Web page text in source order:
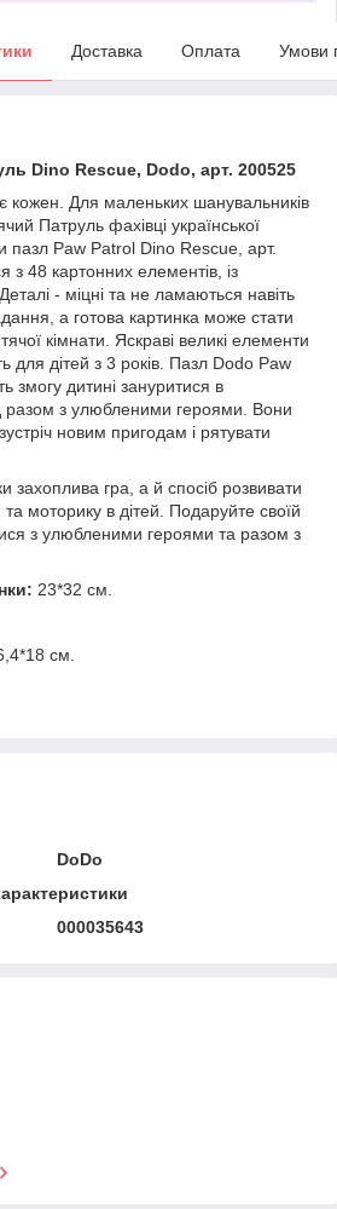
Доставка Оплата Умови
Dino Rescue, Dodo, арт. 200525
кожен. Для маленьких шанувальників
Патруль фахівці української
пазл Paw Patrol Dino Rescue, арт.
з 48 картонних елементів, із
- міцні та не ламаються навіть
а готова картинка може стати
кімнати. Яскраві великі елементи
для дітей з 3 років. Пазл Dodo Paw
змогу дитині зануритися в
разом з улюбленими героями. Вони
новим пригодам і рятувати
захоплива гра, а й спосіб розвивати
моторику в дітей. Подаруйте своїй
з улюбленими героями та разом з
23*32 см.
см.
DoDo
000035643